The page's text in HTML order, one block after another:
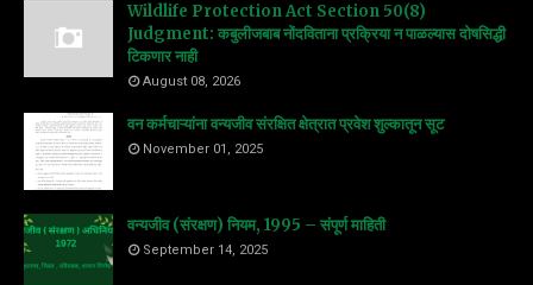
Wildlife Protection Act Section 50(8)
Judgment: कबुलीजबाब नोंदविताना प्रक्रिया न पाळल्यास दोषसिद्धी
टिकणार नाही
August 08, 2026
वन कर्मचाऱ्यांना वन्यजीव संरक्षित क्षेत्रात प्रवेश शुल्कातून सूट
November 01, 2025
वन्यजीव (संरक्षण) नियम, 1995 – संपूर्ण माहिती
September 14, 2025